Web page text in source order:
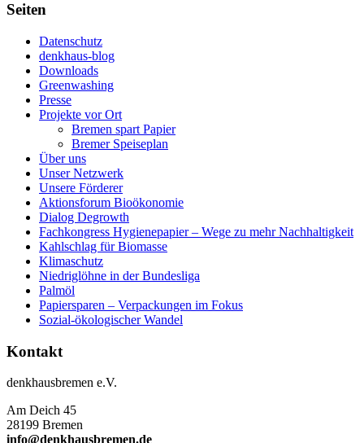
Seiten
Datenschutz
denkhaus-blog
Downloads
Greenwashing
Presse
Projekte vor Ort
Bremen spart Papier
Bremer Speiseplan
Über uns
Unser Netzwerk
Unsere Förderer
Aktionsforum Bioökonomie
Dialog Degrowth
Fachkongress Hygienepapier – Wege zu mehr Nachhaltigkeit
Kahlschlag für Biomasse
Klimaschutz
Niedriglöhne in der Bundesliga
Palmöl
Papiersparen – Verpackungen im Fokus
Sozial-ökologischer Wandel
Kontakt
denkhausbremen e.V.
Am Deich 45
28199 Bremen
info@denkhausbremen.de